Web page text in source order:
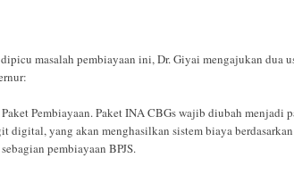
masalah pembiayaan ini, Dr. Giyai mengajukan dua
Pembiayaan. Paket INA CBGs wajib diubah menjadi
digital, yang akan menghasilkan sistem biaya
pembiayaan BPJS.